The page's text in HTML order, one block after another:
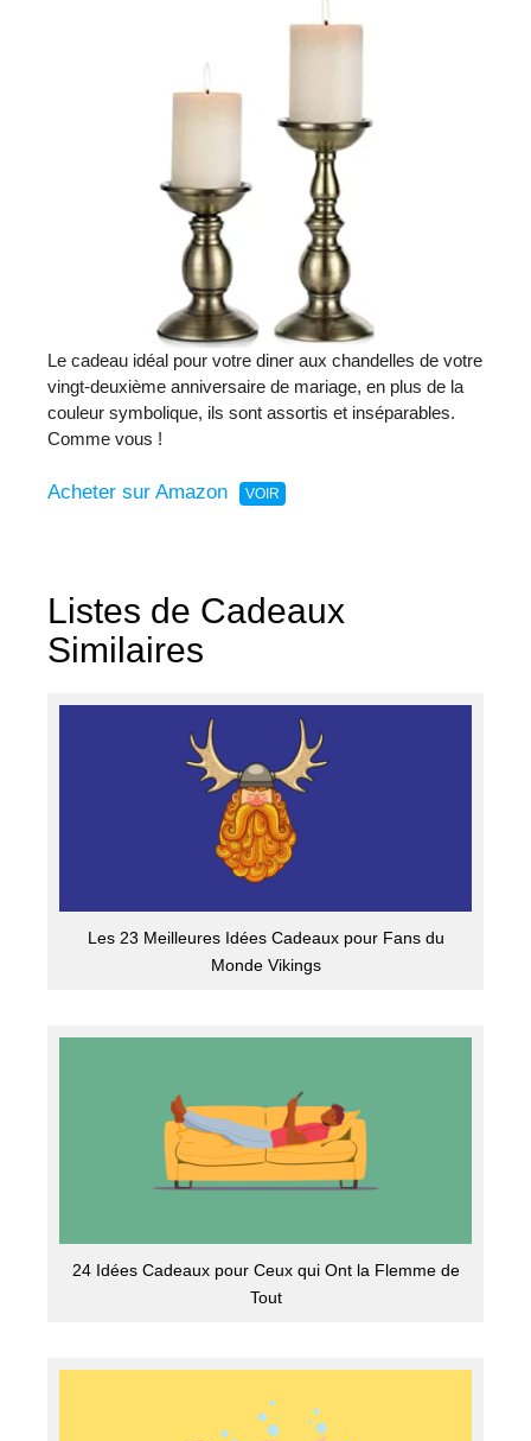
Le cadeau idéal pour votre diner aux chandelles de votre
vingt-deuxième anniversaire de mariage, en plus de la
couleur symbolique, ils sont assortis et inséparables.
Comme vous !
Acheter sur Amazon
Listes de Cadeaux
Similaires
Les 23 Meilleures Idées Cadeaux pour Fans du
Monde Vikings
24 Idées Cadeaux pour Ceux qui Ont la Flemme de
Tout